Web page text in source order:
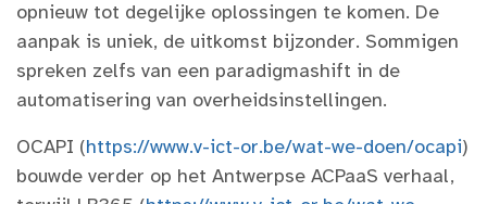
opnieuw tot degelijke oplossingen te komen. De
aanpak is uniek, de uitkomst bijzonder. Sommigen
spreken zelfs van een paradigmashift in de
automatisering van overheidsinstellingen.
OCAPI (https://www.v-ict-or.be/wat-we-doen/ocapi)
bouwde verder op het Antwerpse ACPaaS verhaal,